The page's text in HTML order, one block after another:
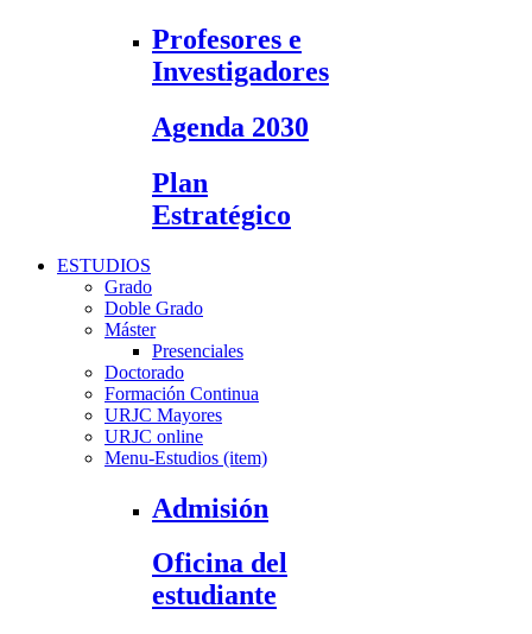
Profesores e
Investigadores
Agenda 2030
Plan
Estratégico
ESTUDIOS
Grado
Doble Grado
Máster
Presenciales
Doctorado
Formación Continua
URJC Mayores
URJC online
Menu-Estudios (item)
Admisión
Oficina del
estudiante